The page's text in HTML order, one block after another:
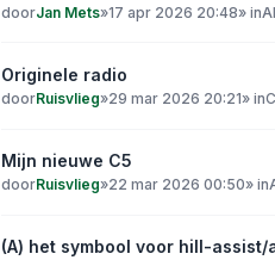
doorJan Mets»17 apr 2026 20:48» in
Originele radio
doorRuisvlieg»29 mar 2026 20:21» in
Mijn nieuwe C5
doorRuisvlieg»22 mar 2026 00:50» in
(A) het symbool voor hill-assist/